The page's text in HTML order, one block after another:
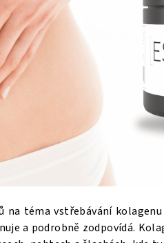
na téma vstřebávání
a podrobně zodpovídá.